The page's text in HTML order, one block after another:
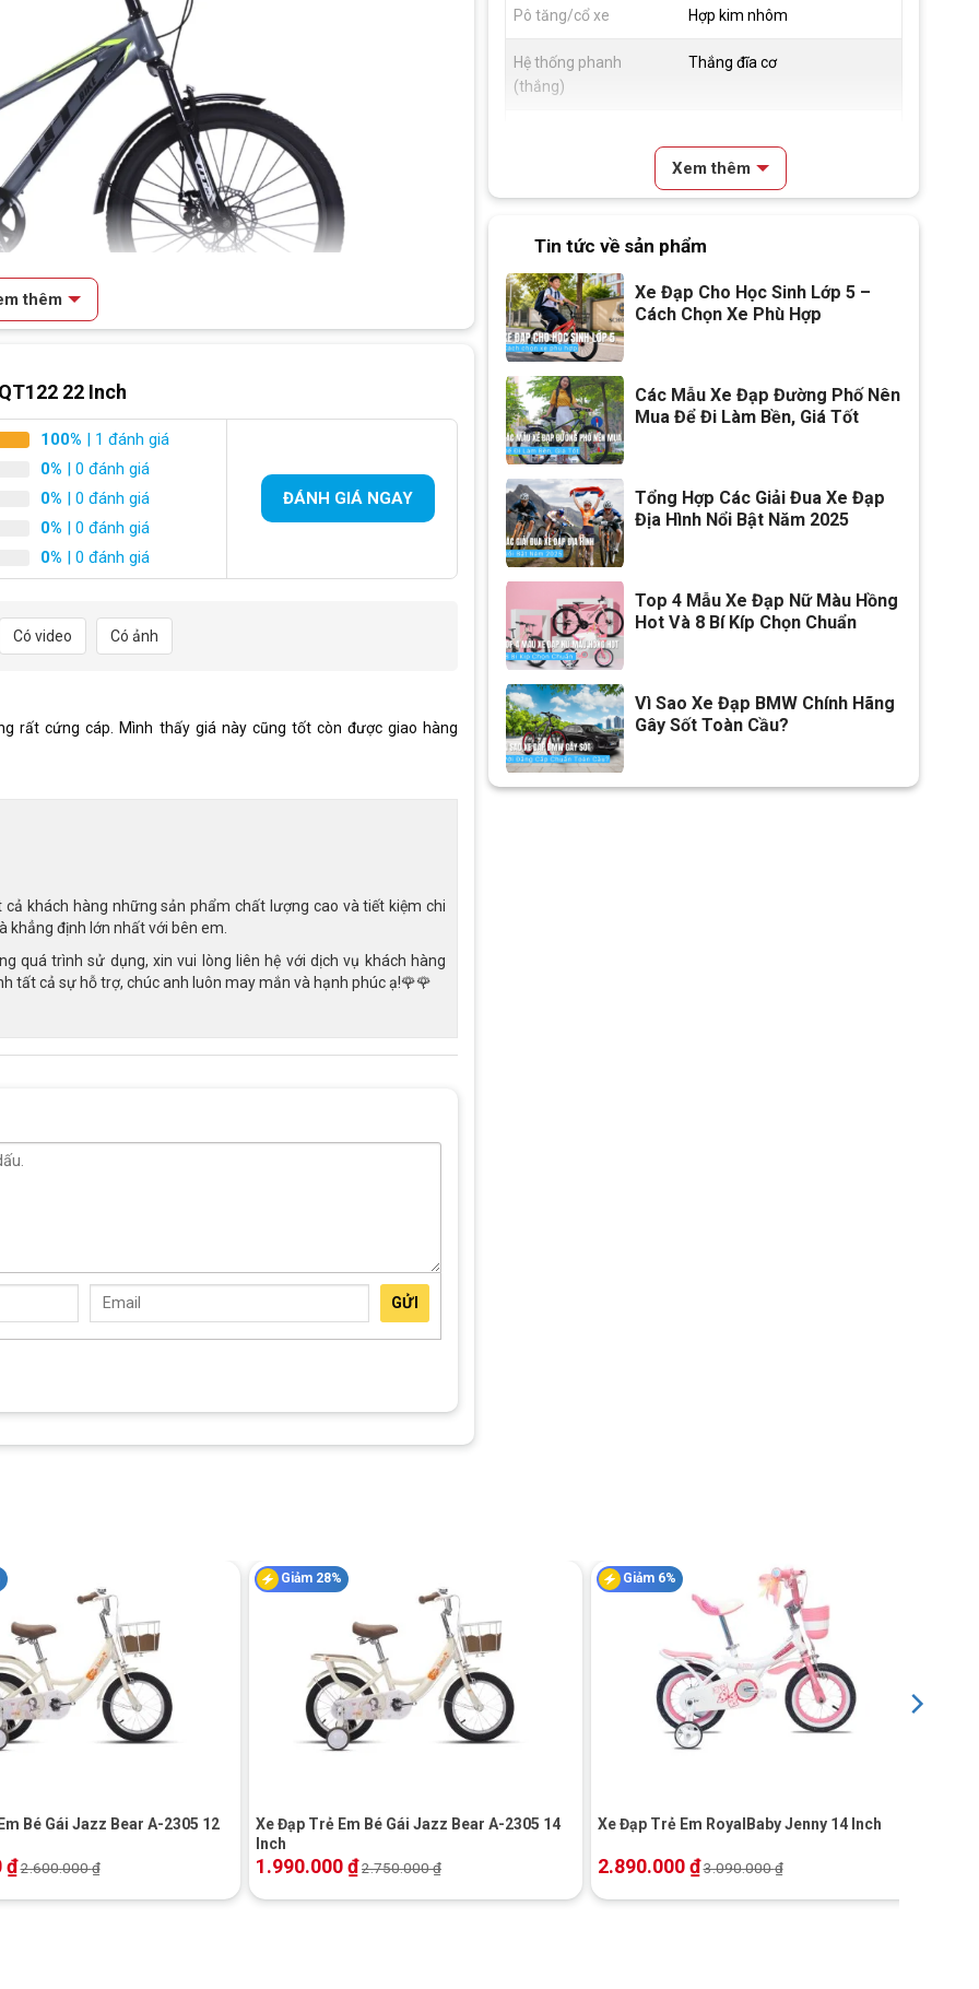
thép, chất liệu cứng cáp, chịu lực tốt và bền bỉ, rất hợp với
êm ái và an toàn hơn.
di chuyển trong sân, công viên hay khu vực nội khu, đồng
cầm nắm chắc và điều khiển xe dễ dàng. Đặc biệt, yên xe
chiều cao của con qua từng giai đoạn phát triển, để Xe đạp
thêm
22 Inch
100% | 1 đánh giá
0% | 0 đánh giá
0% | 0 đánh giá
0% | 0 đánh giá
0% | 0 đánh giá
ĐÁNH GIÁ NGAY
Có video Có ảnh
rất cứng cáp. Mình thấy giá này cũng tốt còn được giao hàng
khách hàng những sản phẩm chất lượng cao và tiết kiệm chi
khẳng định lớn nhất với bên em.
quá trình sử dụng, xin vui lòng liên hệ với dịch vụ khách hàng
tất cả sự hỗ trợ, chúc anh luôn may mắn và hạnh phúc ạ!🌹🌹
GỬI
Pô tăng/cổ xe Hợp kim nhôm
Hệ thống phanh
(thắng)
Thắng đĩa cơ
Hợp kim nhôm
Đùi đĩa
đạn
Dĩa
Líp 1 tầng
Kích thước
Yên
Cọc/cốt yên Hợp kim thép
Lưu ý
được thay đổi từ nhà sản xuất
nhằm nâng cao chất lượng
Xem thêm
Tin tức về sản phẩm
Xe Đạp Cho Học Sinh Lớp 5 –
Cách Chọn Xe Phù Hợp
Các Mẫu Xe Đạp Đường Phố Nên
Mua Để Đi Làm Bền, Giá Tốt
Tổng Hợp Các Giải Đua Xe Đạp
Địa Hình Nổi Bật Năm 2025
Top 4 Mẫu Xe Đạp Nữ Màu Hồng
Hot Và 8 Bí Kíp Chọn Chuẩn
Vì Sao Xe Đạp BMW Chính Hãng
Gây Sốt Toàn Cầu?
Bé Gái Jazz Bear A-2305 12
₫2.600.000₫
Giảm 28%
Xe Đạp Trẻ Em Bé Gái Jazz Bear A-2305 14
Inch
1.990.000₫2.750.000₫
Giảm 6%
Xe Đạp Trẻ Em RoyalBaby Jenny 14 Inch
2.890.000₫3.090.000₫